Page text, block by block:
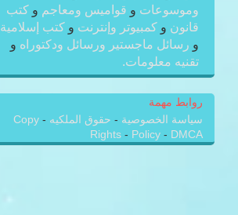
وموسوعات و قواميس ومعاجم و كتب
قانون و كمبيوتر وإنترنت و كتب إسلامية
و رسائل ماجستير ورسائل ودكتوراه و
تقنيه معلومات.
روابط مهمة
سياسة الخصوصية - حقوق الملكيه -
Copy
Rights - Policy - DMCA